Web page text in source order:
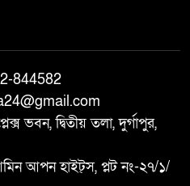
এর পরিচালনা বোর্ডের
ঝালুকা ইউনিয়ন পরিদর্শন
ইউএনও উম্মে হাবিবা
844582
ভবন, দ্বিতীয় তলা, দুর্গাপুর,
আপন হাইট্স, প্লট নং-২৭/১/